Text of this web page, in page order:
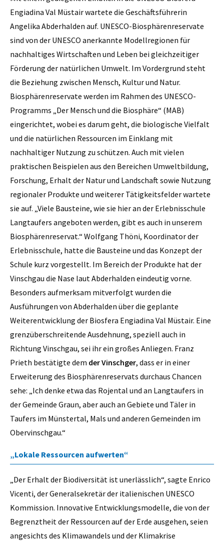
Engiadina Val Müstair wartete die Geschäftsführerin
Angelika Abderhalden auf. UNESCO-Biosphärenreservate
sind von der UNESCO anerkannte Modellregionen für
nachhaltiges Wirtschaften und Leben bei gleichzeitiger
Förderung der natürlichen Umwelt. Im Vordergrund steht
die Beziehung zwischen Mensch, Kultur und Natur.
Biosphärenreservate werden im Rahmen des UNESCO-
Programms „Der Mensch und die Biosphäre“ (MAB)
eingerichtet, wobei es darum geht, die biologische Vielfalt
und die natürlichen Ressourcen im Einklang mit
nachhaltiger Nutzung zu schützen. Auch mit vielen
praktischen Beispielen aus den Bereichen Umweltbildung,
Forschung, Erhalt der Natur und Landschaft sowie Nutzung
regionaler Produkte und weiterer Tätigkeitsfelder wartete
sie auf. „Viele Bausteine, wie sie hier an der Erlebnisschule
Langtaufers angeboten werden, gibt es auch in unserem
Biosphärenreservat.“ Wolfgang Thöni, Koordinator der
Erlebnisschule, hatte die Bausteine und das Konzept der
Schule kurz vorgestellt. Im Bereich der Produkte hat der
Vinschgau die Nase laut Abderhalden eindeutig vorne.
Besonders aufmerksam mitverfolgt wurden die
Ausführungen von Abderhalden über die geplante
Weiterentwicklung der Biosfera Engiadina Val Müstair. Eine
grenzüberschreitende Ausdehnung, speziell auch in
Richtung Vinschgau, sei ihr ein großes Anliegen. Franz
Prieth bestätigte dem der Vinschger, dass er in einer
Erweiterung des Biosphärenreservats durchaus Chancen
sehe: „Ich denke etwa das Rojental und an Langtaufers in
der Gemeinde Graun, aber auch an Gebiete und Täler in
Taufers im Münstertal, Mals und anderen Gemeinden im
Obervinschgau.“
„Lokale Ressourcen aufwerten“
„Der Erhalt der Biodiversität ist unerlässlich“, sagte Enrico
Vicenti, der Generalsekretär der italienischen UNESCO
Kommission. Innovative Entwicklungsmodelle, die von der
Begrenztheit der Ressourcen auf der Erde ausgehen, seien
angesichts des Klimawandels und der Klimakrise